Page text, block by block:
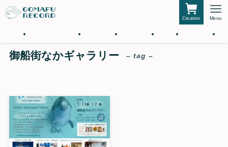
Creation Menu
ホーム 私たちについて 仲間たち サービス 作品 お知らせ
御船街なかギャラリー – tag –